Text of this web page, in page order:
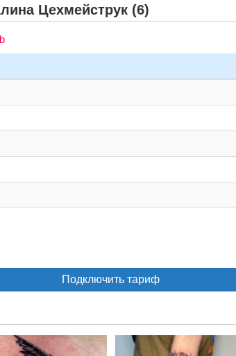
Цехмейструк (6)
Подключить тариф